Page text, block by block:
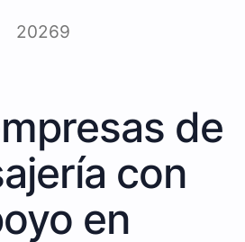
20269
de
con
en